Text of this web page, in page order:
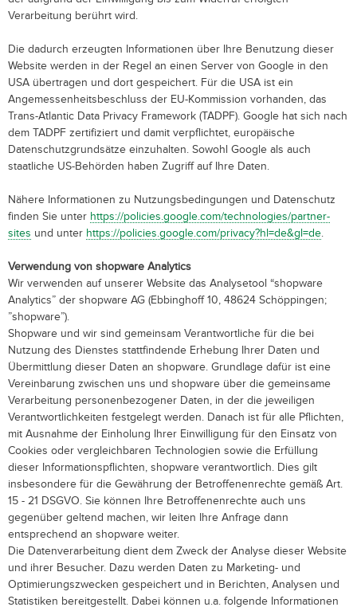
Verarbeitung berührt wird.
Die dadurch erzeugten Informationen über Ihre Benutzung dieser
Website werden in der Regel an einen Server von Google in den
USA übertragen und dort gespeichert. Für die USA ist ein
Angemessenheitsbeschluss der EU-Kommission vorhanden, das
Trans-Atlantic Data Privacy Framework (TADPF). Google hat sich nach
dem TADPF zertifiziert und damit verpflichtet, europäische
Datenschutzgrundsätze einzuhalten. Sowohl Google als auch
staatliche US-Behörden haben Zugriff auf Ihre Daten.
Nähere Informationen zu Nutzungsbedingungen und Datenschutz
finden Sie unter https://policies.google.com/technologies/partner-
sites und unter https://policies.google.com/privacy?hl=de&gl=de.
Verwendung von shopware Analytics
Wir verwenden auf unserer Website das Analysetool “shopware
Analytics” der shopware AG (Ebbinghoff 10, 48624 Schöppingen;
”shopware”).
Shopware und wir sind gemeinsam Verantwortliche für die bei
Nutzung des Dienstes stattfindende Erhebung Ihrer Daten und
Übermittlung dieser Daten an shopware. Grundlage dafür ist eine
Vereinbarung zwischen uns und shopware über die gemeinsame
Verarbeitung personenbezogener Daten, in der die jeweiligen
Verantwortlichkeiten festgelegt werden. Danach ist für alle Pflichten,
mit Ausnahme der Einholung Ihrer Einwilligung für den Einsatz von
Cookies oder vergleichbaren Technologien sowie die Erfüllung
dieser Informationspflichten, shopware verantwortlich. Dies gilt
insbesondere für die Gewährung der Betroffenenrechte gemäß Art.
15 - 21 DSGVO. Sie können Ihre Betroffenenrechte auch uns
gegenüber geltend machen, wir leiten Ihre Anfrage dann
entsprechend an shopware weiter.
Die Datenverarbeitung dient dem Zweck der Analyse dieser Website
und ihrer Besucher. Dazu werden Daten zu Marketing- und
Optimierungszwecken gespeichert und in Berichten, Analysen und
Statistiken bereitgestellt. Dabei können u.a. folgende Informationen